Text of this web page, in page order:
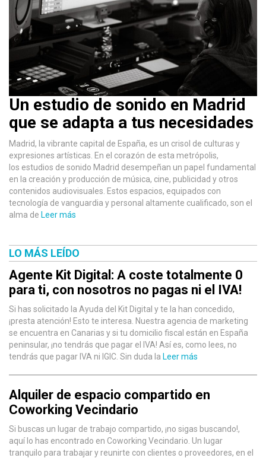
Un estudio de sonido en Madrid
que se adapta a tus necesidades
Madrid, la vibrante capital de España, es un crisol de culturas y
expresiones artísticas. En el corazón de esta metrópolis,
los estudios de sonido Madrid desempeñan un papel fundamental
en la creación y producción de música, cine, publicidad y otros
contenidos audiovisuales. Estos espacios, equipados con
tecnología de vanguardia y personal altamente cualificado, son el
alma de Leer más
LO MÁS LEÍDO
Agente Kit Digital: A coste totalmente 0
para ti, con nosotros no pagas ni el IVA!
Si has solicitado la Ayuda del Kit Digital y te la han concedido,
¡presta atención! Esto te interesa. Nuestra agencia de marketing
se encuentra en Canarias y si tu domicilio fiscal están en España
peninsular, ¡no tendrás que pagar el IVA! Así es, como lees, no
tendrás que pagar IVA ni IGIC. Sin duda la Leer más
Alquiler de espacio compartido en
Coworking Vecindario
Si buscas un lugar de trabajo compartido, ¡no sigas buscando!,
aquí lo has encontrado en Coworking Vecindario. Un lugar
tranquilo para trabajar y reunirte con clientes o proveedores, en el